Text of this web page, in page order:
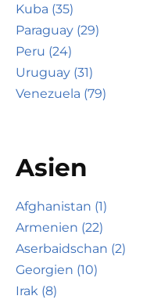
Kuba (35)
Paraguay (29)
Peru (24)
Uruguay (31)
Venezuela (79)
Asien
Afghanistan (1)
Armenien (22)
Aserbaidschan (2)
Georgien (10)
Irak (8)